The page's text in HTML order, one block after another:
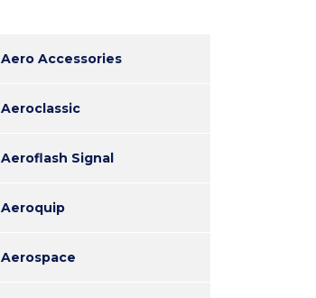
Aero Accessories
Aeroclassic
Aeroflash Signal
Aeroquip
Aerospace